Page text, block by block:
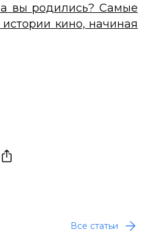
вы родились? Самые
кино, начиная
Все статьи